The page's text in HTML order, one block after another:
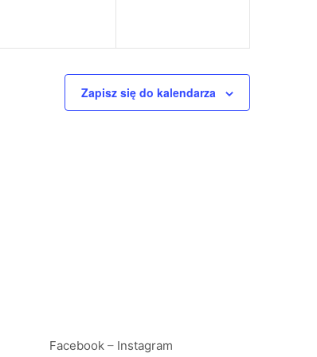
Zapisz się do kalendarza
Facebook – Instagram